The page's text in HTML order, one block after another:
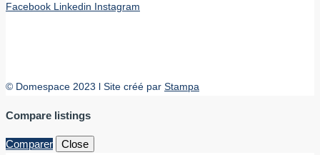
Facebook Linkedin Instagram
© Domespace 2023 l Site créé par Stampa
Compare listings
Comparer
Close